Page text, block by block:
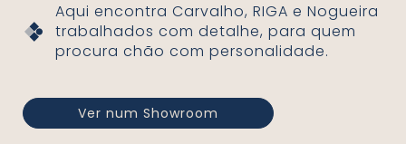
Aqui encontra Carvalho, RIGA e Nogueira
trabalhados com detalhe, para quem
procura chão com personalidade.
Ver num Showroom